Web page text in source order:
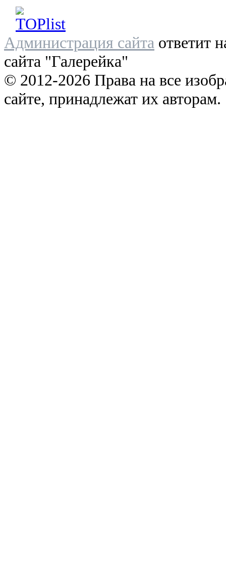
Администрация сайта ответит
сайта "Галерейка"
© 2012-2026 Права на все
сайте, принадлежат их авторам.